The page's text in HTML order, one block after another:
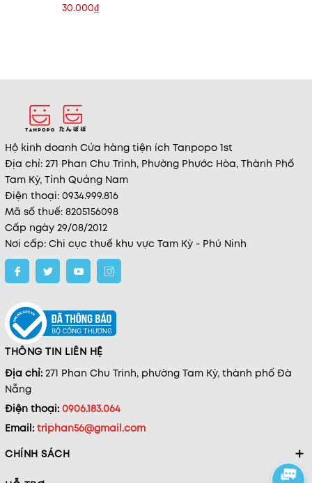
30.000₫
Hộ kinh doanh Cửa hàng tiện ích Tanpopo 1st
Địa chỉ: 271 Phan Chu Trinh, Phường Phước Hòa, Thành Phố
Tam Kỳ, Tỉnh Quảng Nam
Điện thoại: 0934.999.816
Mã số thuế: 8205156098
Cấp ngày 29/08/2012
Nơi cấp: Chi cục thuế khu vực Tam Kỳ - Phú Ninh
THÔNG TIN LIÊN HỆ
Địa chỉ: 271 Phan Chu Trinh, phường Tam Kỳ, thành phố Đà
Nẵng
Điện thoại: 0906.183.064
Email: triphan56@gmail.com
CHÍNH SÁCH